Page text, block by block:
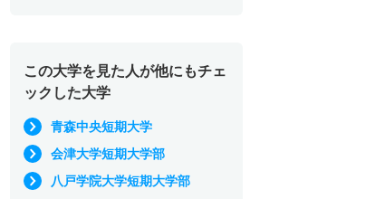
この大学を見た人が他にもチェ
ックした大学
青森中央短期大学
会津大学短期大学部
八戸学院大学短期大学部